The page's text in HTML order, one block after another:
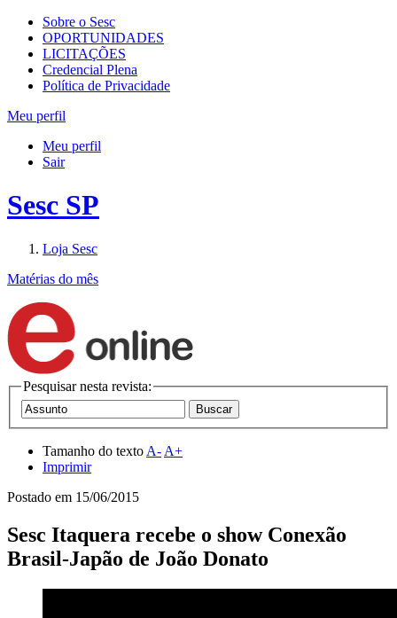
Sobre o Sesc
OPORTUNIDADES
LICITAÇÕES
Credencial Plena
Política de Privacidade
Meu perfil
Meu perfil
Sair
Sesc SP
Loja Sesc
Matérias do mês
Pesquisar nesta revista:
Tamanho do texto A- A+
Imprimir
Postado em 15/06/2015
Sesc Itaquera recebe o show Conexão
Brasil-Japão de João Donato